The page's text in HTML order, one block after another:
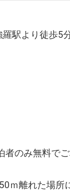
駅より徒歩5
者のみ無料で
ｍ離れた場所